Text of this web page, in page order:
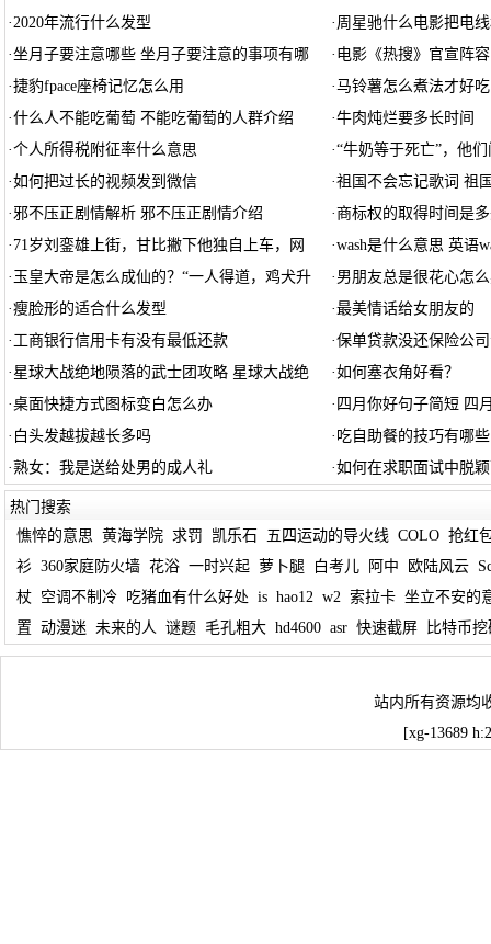
·2020年流行什么发型 · 周星驰什么电影把电
·坐月子要注意哪些 坐月子要注意的事项有哪 · 电影《热搜》官宣阵
·捷豹fpace座椅记忆怎么用 ·马铃薯怎么煮法才好吃
·什么人不能吃葡萄 不能吃葡萄的人群介绍 ·牛肉炖烂要多长时间
·个人所得税附征率什么意思 ·“牛奶等于死亡”，他
·如何把过长的视频发到微信 ·祖国不会忘记歌词 祖
·邪不压正剧情解析 邪不压正剧情介绍 ·商标权的取得时间是
· 71岁刘銮雄上街，甘比撇下他独自上车，网 ·wash是什么意思 英语
· 玉皇大帝是怎么成仙的？“一人得道，鸡犬升 · 男朋友总是很花心怎
·瘦脸形的适合什么发型 ·最美情话给女朋友的
· 工商银行信用卡有没有最低还款 ·保单贷款没还保险公
· 星球大战绝地陨落的武士团攻略 星球大战绝 ·如何塞衣角好看？
·桌面快捷方式图标变白怎么办 · 四月你好句子简短 四
· 白头发越拔越长多吗 · 吃自助餐的技巧有哪些
·熟女：我是送给处男的成人礼 ·如何在求职面试中脱
热门搜索
憔悴的意思 黄海学院 求罚 凯乐石 五四运动的导火线 COLO 抢红
衫 360家庭防火墙 花浴 一时兴起 萝卜腿 白考儿 阿中 欧陆风云
杖
空调不制冷 吃猪血有什么好处 is hao12 w2 索拉卡 坐立不安的
置 动漫迷 未来的人 谜题 毛孔粗大 hd4600 asr 快速截屏 比特币
站内所有资源均
[xg-13689